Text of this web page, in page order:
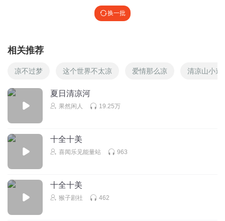
emm何必
2025-08-10
越0228
很好听呀！怎么断更了呢！
换一批
相关推荐
凉不过梦 这个世界不太凉 爱情那么凉 清凉山小道
夏日清凉河
果然闲人 19.25万
十全十美
喜闻乐见能量站 963
十全十美
猴子剧社 462